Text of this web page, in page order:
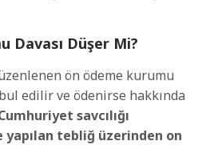
Davası Düşer Mi?
ön ödeme kurumu
edilir ve ödenirse hakkında
savcılığı
yapılan tebliğ üzerinden on